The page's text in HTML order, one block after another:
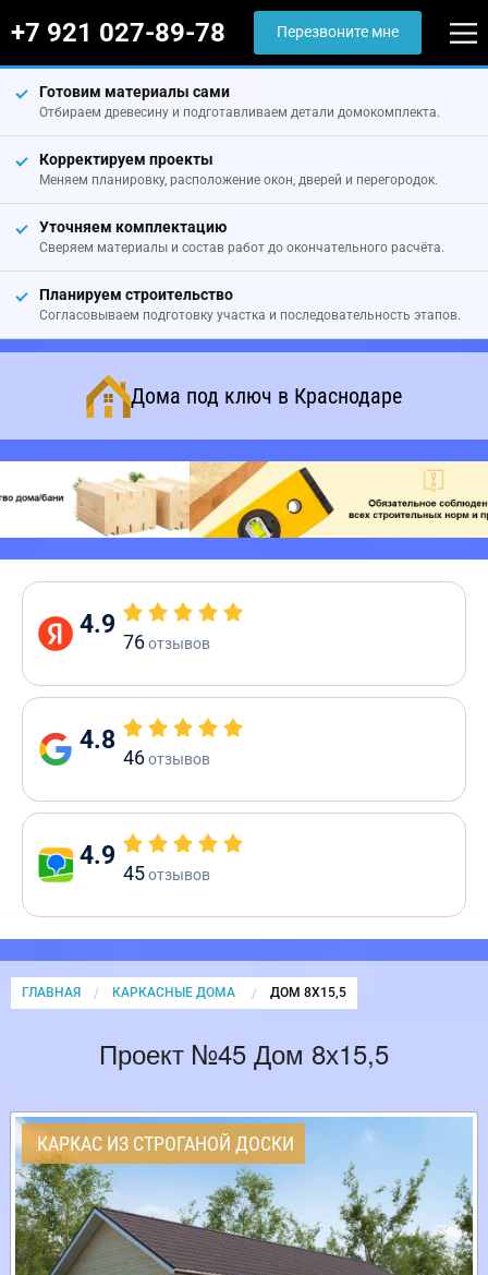
+7 921 027-89-78 Перезвоните мне
Готовим материалы сами
Отбираем древесину и подготавливаем детали домокомплекта.
Корректируем проекты
Меняем планировку, расположение окон, дверей и перегородок.
Уточняем комплектацию
Сверяем материалы и состав работ до окончательного расчёта.
Планируем строительство
Согласовываем подготовку участка и последовательность этапов.
Дома под ключ в Краснодаре
4.9
76отзывов
4.8
46отзывов
4.9
45отзывов
ГЛАВНАЯ КАРКАСНЫЕ ДОМА CURRENT:
ДОМ 8Х15,5
Проект №45 Дом 8х15,5
КАРКАС ИЗ СТРОГАНОЙ ДОСКИ